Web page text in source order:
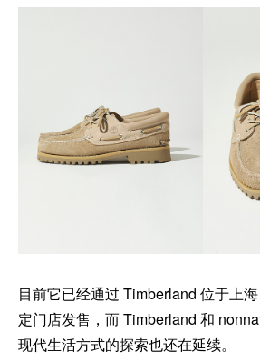
目前它已经通过 Timberland 位于上
定门店发售，而 Timberland 和
现代生活方式的探索也还在延续。